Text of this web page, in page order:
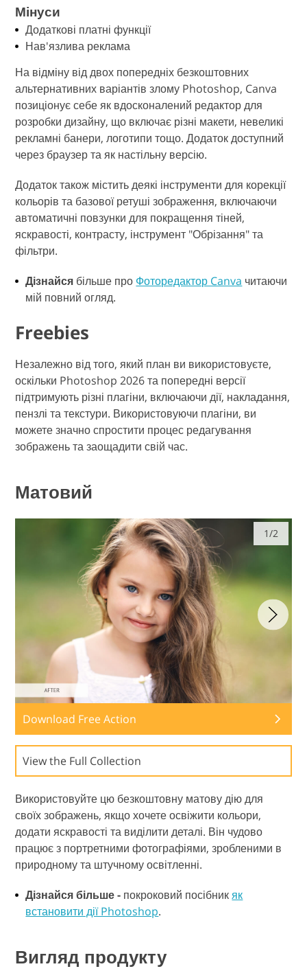
Мінуси
Додаткові платні функції
Нав'язлива реклама
На відміну від двох попередніх безкоштовних
альтернативних варіантів злому Photoshop, Canva
позиціонує себе як вдосконалений редактор для
розробки дизайну, що включає різні макети, невеликі
рекламні банери, логотипи тощо. Додаток доступний
через браузер та як настільну версію.
Додаток також містить деякі інструменти для корекції
кольорів та базової ретуші зображення, включаючи
автоматичні повзунки для покращення тіней,
яскравості, контрасту, інструмент "Обрізання" та
фільтри.
Дізнайся більше про Фоторедактор Canva читаючи
мій повний огляд.
Freebies
Незалежно від того, який план ви використовуєте,
оскільки Photoshop 2026 та попередні версії
підтримують різні плагіни, включаючи дії, накладання,
пензлі та текстури. Використовуючи плагіни, ви
можете значно спростити процес редагування
зображень та заощадити свій час.
Матовий
1/2
Download Free Action
View the Full Collection
Використовуйте цю безкоштовну матову дію для
своїх зображень, якщо хочете освіжити кольори,
додати яскравості та виділити деталі. Він чудово
працює з портретними фотографіями, зробленими в
природному та штучному освітленні.
Дізнайся більше - покроковий посібникяк
встановити дії Photoshop.
Вигляд продукту